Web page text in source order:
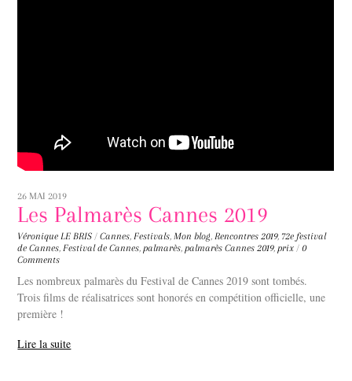
26 MAI 2019
Les Palmarès Cannes 2019
Véronique LE BRIS / Cannes,Festivals,Mon blog,Rencontres 2019,72e festival
de Cannes,Festival de Cannes,palmarès,palmarès Cannes 2019,prix / 0
Comments
Les nombreux palmarès du Festival de Cannes 2019 sont tombés.
Trois films de réalisatrices sont honorés en compétition officielle, une
première !
Lire la suite